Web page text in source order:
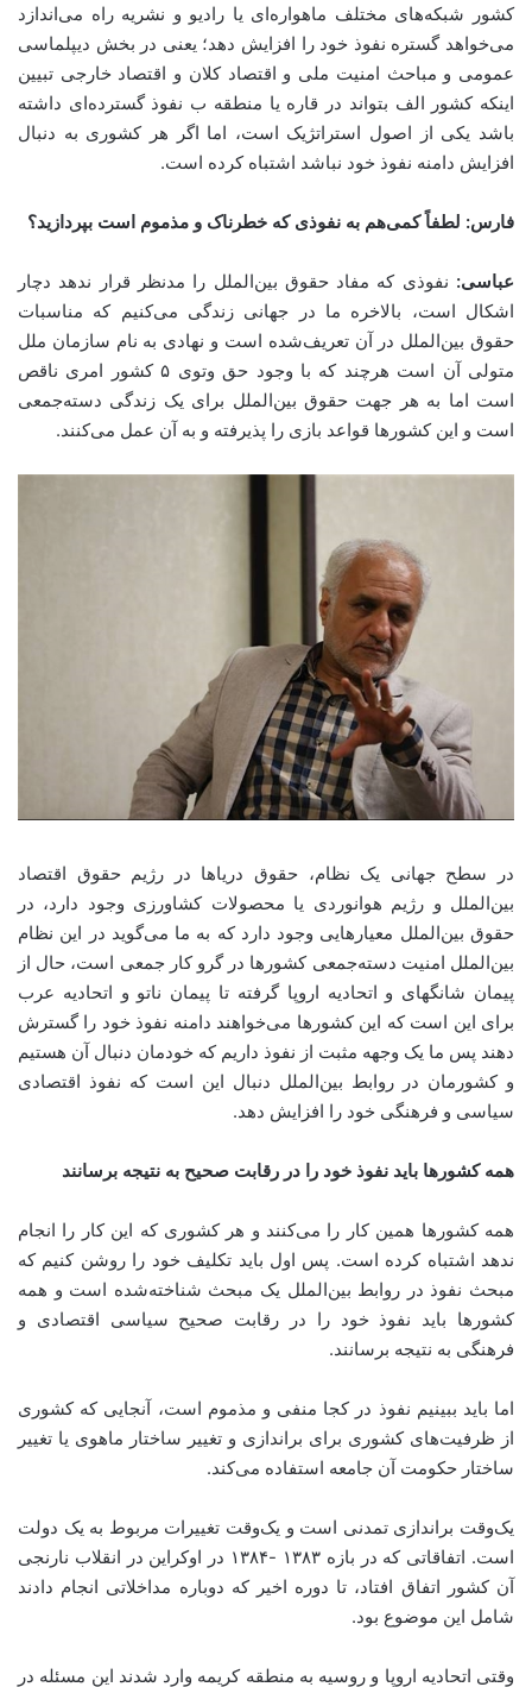
کشور شبکه‌های مختلف ماهواره‌ای یا رادیو و نشریه راه می‌اندازد
می‌خواهد گستره نفوذ خود را افزایش دهد؛‌ یعنی در بخش دیپلماسی
عمومی و مباحث امنیت ملی و اقتصاد کلان و اقتصاد خارجی تبیین
اینکه کشور الف بتواند در قاره یا منطقه ب نفوذ گسترده‌ای داشته
باشد یکی از اصول استراتژیک است، اما اگر هر کشوری به دنبال
افزایش دامنه نفوذ خود نباشد اشتباه کرده است.
فارس: لطفاً کمی‌هم به نفوذی که خطرناک و مذموم است بپردازید؟
عباسی: نفوذی که مفاد حقوق بین‌الملل را مدنظر قرار ندهد دچار
اشکال است، بالاخره ما در جهانی زندگی می‌کنیم که مناسبات
حقوق بین‌الملل در آن تعریف‌شده است و نهادی به نام سازمان ملل
متولی آن است هرچند که با وجود حق وتوی ۵ کشور امری ناقص
است اما به هر جهت حقوق بین‌الملل برای یک زندگی دسته‌جمعی
است و این کشورها قواعد بازی را پذیرفته و به آن عمل می‌کنند.
در سطح جهانی یک نظام، حقوق دریاها در رژیم حقوق اقتصاد
بین‌الملل و رژیم هوانوردی یا محصولات کشاورزی وجود دارد، در
حقوق بین‌الملل معیارهایی وجود دارد که به ما می‌گوید در این نظام
بین‌الملل امنیت دسته‌جمعی کشورها در گرو کار جمعی است،‌ حال از
پیمان شانگهای و اتحادیه اروپا گرفته تا پیمان ناتو و اتحادیه عرب
برای این است که این کشورها می‌خواهند دامنه نفوذ خود را گسترش
دهند پس ما یک وجهه مثبت از نفوذ داریم که خودمان دنبال آن هستیم
و کشورمان در روابط بین‌الملل دنبال این است که نفوذ اقتصادی
سیاسی و فرهنگی خود را افزایش دهد.
همه کشورها باید نفوذ خود را در رقابت صحیح به نتیجه برسانند
همه کشورها همین کار را می‌کنند و هر کشوری که این کار را انجام
ندهد اشتباه کرده است. پس اول باید تکلیف خود را روشن کنیم که
مبحث نفوذ در روابط بین‌الملل یک مبحث شناخته‌شده است و همه
کشورها باید نفوذ خود را در رقابت صحیح سیاسی اقتصادی و
فرهنگی به نتیجه برسانند.
اما باید ببینیم نفوذ در کجا منفی و مذموم است، آنجایی که کشوری
از ظرفیت‌های کشوری برای براندازی و تغییر ساختار ماهوی یا تغییر
ساختار حکومت آن جامعه استفاده می‌کند.
یک‌وقت براندازی تمدنی است و یک‌وقت تغییرات مربوط به یک دولت
است. اتفاقاتی که در بازه ۱۳۸۳ -۱۳۸۴ در اوکراین در انقلاب نارنجی
آن کشور اتفاق افتاد، تا دوره اخیر که دوباره مداخلاتی انجام دادند
شامل این موضوع بود.
وقتی اتحادیه اروپا و روسیه به منطقه کریمه وارد شدند این مسئله در